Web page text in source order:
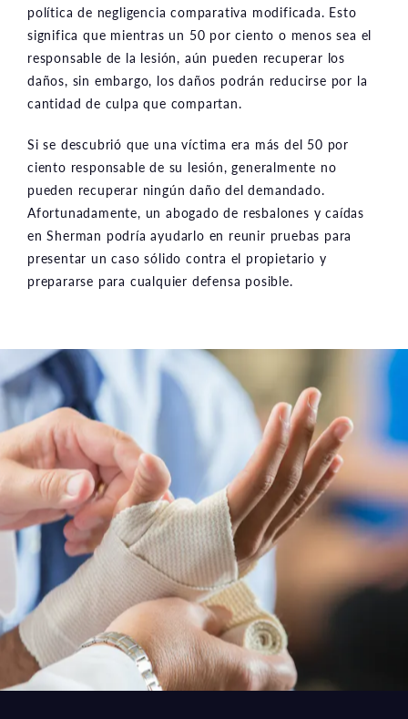
política de negligencia comparativa modificada. Esto
significa que mientras un 50 por ciento o menos sea el
responsable de la lesión, aún pueden recuperar los
daños, sin embargo, los daños podrán reducirse por la
cantidad de culpa que compartan.
Si se descubrió que una víctima era más del 50 por
ciento responsable de su lesión, generalmente no
pueden recuperar ningún daño del demandado.
Afortunadamente, un abogado de resbalones y caídas
en Sherman podría ayudarlo en reunir pruebas para
presentar un caso sólido contra el propietario y
prepararse para cualquier defensa posible.